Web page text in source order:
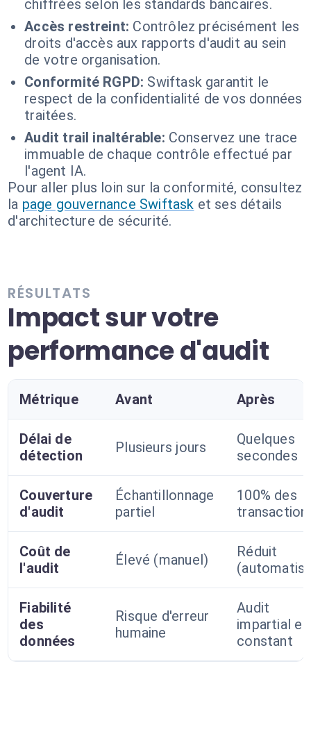
chiffrées selon les standards bancaires.
Accès restreint: Contrôlez précisément les
droits d'accès aux rapports d'audit au sein
de votre organisation.
Conformité RGPD: Swiftask garantit le
respect de la confidentialité de vos données
traitées.
Audit trail inaltérable: Conservez une trace
immuable de chaque contrôle effectué par
l'agent IA.
Pour aller plus loin sur la conformité, consultez
la page gouvernance Swiftask et ses détails
d'architecture de sécurité.
RÉSULTATS
Impact sur votre
performance d'audit
Métrique Avant Après
Délai de
détection
Plusieurs jours
Quelques
secondes
Couverture
d'audit
Échantillonnage
partiel
100% des
Coût de
l'audit
Élevé (manuel)
Réduit
Fiabilité
des
données
Risque d'erreur
humaine
Audit
impartial et
constant